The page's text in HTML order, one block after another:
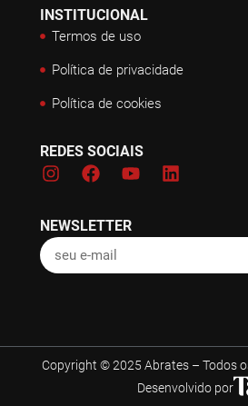
INSTITUCIONAL
Termos de uso
Política de privacidade
Política de cookies
REDES SOCIAIS
NEWSLETTER
Copyright © 2025 Abrates – Todos
Desenvolvido por